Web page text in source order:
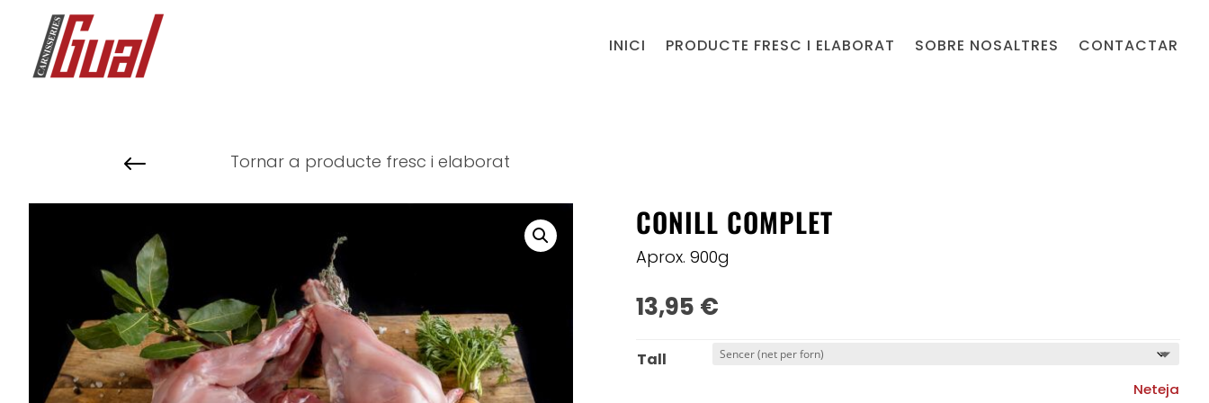
INICI PRODUCTE FRESC I ELABORAT SOBRE NOSALTRES CONTACTAR
# Tornar a producte fresc i elaborat
CONILL COMPLET
Aprox. 900g
13,95 €
Tall
Neteja